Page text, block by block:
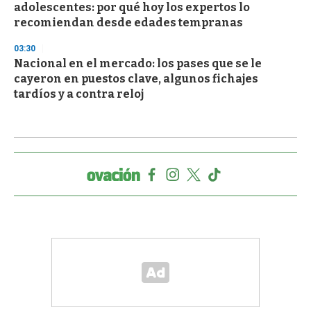
adolescentes: por qué hoy los expertos lo
recomiendan desde edades tempranas
03:30
Nacional en el mercado: los pases que se le
cayeron en puestos clave, algunos fichajes
tardíos y a contra reloj